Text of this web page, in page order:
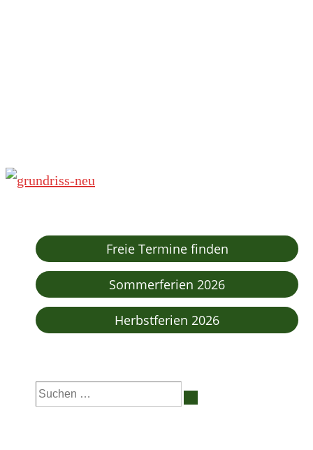
Freie Termine finden
Sommerferien 2026
Herbstferien 2026
Suchen
nach: